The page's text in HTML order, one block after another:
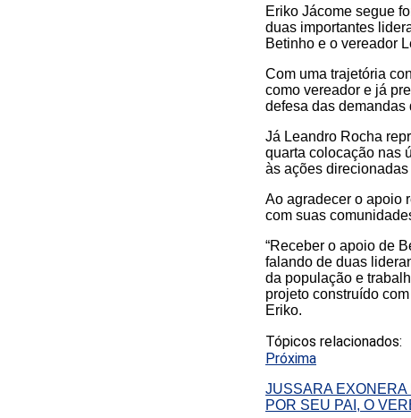
Eriko Jácome segue
duas importantes
Betinho e o vereador
Com uma trajetória
como vereador e já
defesa das
Já Leandro Rocha
quarta colocação nas
às ações
Ao agradecer o apoio
com suas
“Receber o apoio de
falando de duas
da população e
projeto construído
Eriko.
Tópicos relacionados:
Próxima
JUSSARA EXONERA
POR SEU PAI, O